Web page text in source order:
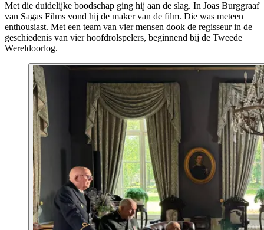
Met die duidelijke boodschap ging hij aan de slag. In Joas Burggraaf
van Sagas Films vond hij de maker van de film. Die was meteen
enthousiast. Met een team van vier mensen dook de regisseur in de
geschiedenis van vier hoofdrolspelers, beginnend bij de Tweede
Wereldoorlog.